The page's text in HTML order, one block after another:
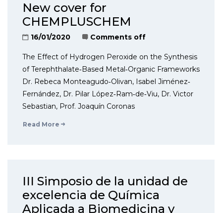
New cover for
CHEMPLUSCHEM
16/01/2020 Comments off
The Effect of Hydrogen Peroxide on the Synthesis
of Terephthalate‐Based Metal‐Organic Frameworks
Dr. Rebeca Monteagudo‐Olivan, Isabel Jiménez‐
Fernández, Dr. Pilar López‐Ram‐de‐Viu, Dr. Victor
Sebastian, Prof. Joaquín Coronas
Read More
III Simposio de la unidad de
excelencia de Química
Aplicada a Biomedicina y